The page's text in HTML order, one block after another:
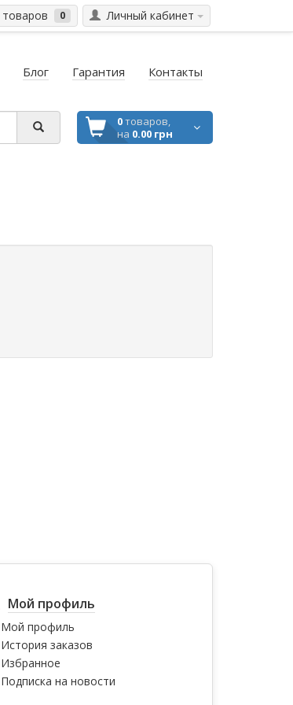
Личный кабинет
0
Блог Гарантия Контакты
0товаров,
на 0.00 грн
Мой профиль
Мой профиль
История заказов
Избранное
Подписка на новости